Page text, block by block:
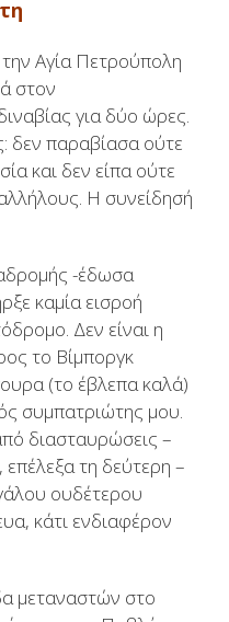
Αγία Πετρούπολη
στον
για δύο ώρες.
δεν παραβίασα ούτε
και δεν είπα ούτε
Η συνείδησή
-έδωσα
καμία εισροή
Δεν είναι η
το Βίμποργκ
(το έβλεπα καλά)
συμπατριώτης μου.
διασταυρώσεις –
τη δεύτερη –
ουδέτερου
κάτι ενδιαφέρον
μεταναστών στο